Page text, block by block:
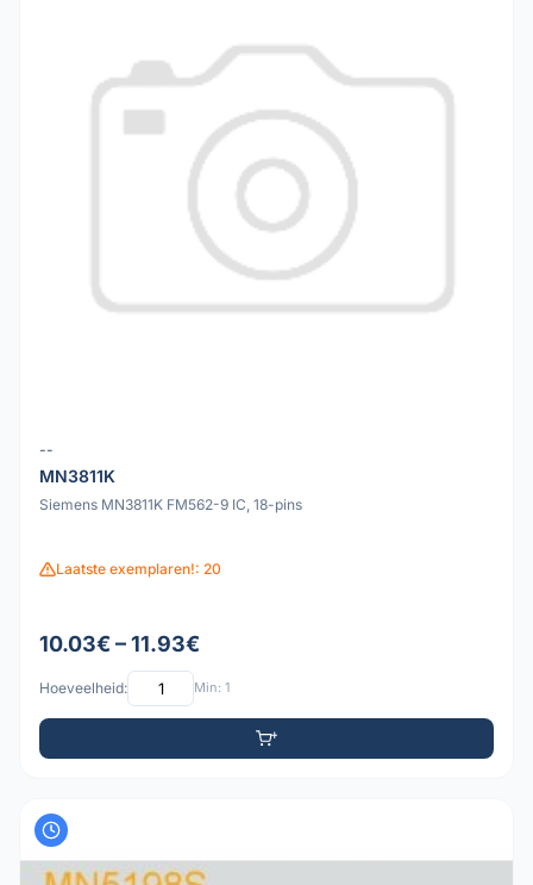
--
MN3811K
Siemens MN3811K FM562-9 IC, 18-pins
Laatste exemplaren!: 20
10.03€ – 11.93€
Hoeveelheid: Min: 1